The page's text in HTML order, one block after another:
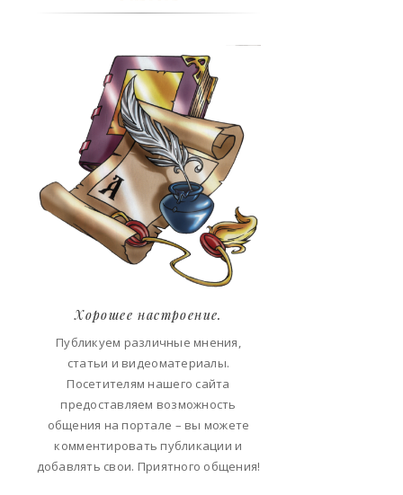
ЛЮДИ
ПОДРОСТКИ
ГОРОДА
ЭКСПЕРЕМЕНТЫ
ЖИЛЬЕ
ЗВЕЗДЫ
Хорошее настроение.
Публикуем различные мнения,
статьи и видеоматериалы.
Посетителям нашего сайта
предоставляем возможность
общения на портале – вы можете
комментировать публикации и
добавлять свои. Приятного общения!